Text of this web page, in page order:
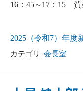
16：45～17：15 質
2025（令和7）年度
カテゴリ: 会長室